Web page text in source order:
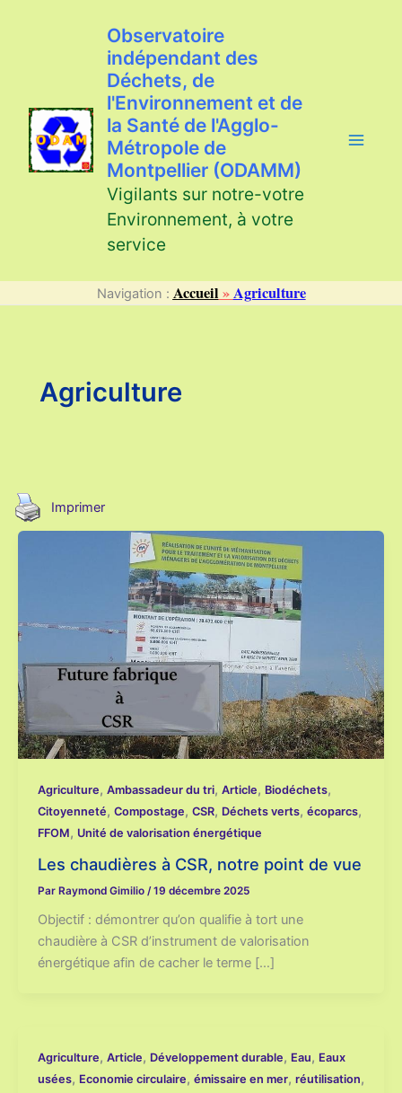
Observatoire
indépendant des
Déchets, de
l'Environnement et de
la Santé de l'Agglo-
Métropole de
Montpellier (ODAMM)
Vigilants sur notre-votre
Environnement, à votre
service
Navigation : Accueil »Agriculture
Agriculture
Imprimer
Agriculture, Ambassadeur du tri, Article, Biodéchets,
Citoyenneté, Compostage, CSR, Déchets verts, écoparcs,
FFOM, Unité de valorisation énergétique
Les chaudières à CSR, notre point de vue
Par Raymond Gimilio /19 décembre 2025
Objectif : démontrer qu’on qualifie à tort une
chaudière à CSR d’instrument de valorisation
énergétique afin de cacher le terme […]
Agriculture, Article, Développement durable, Eau, Eaux
usées, Economie circulaire, émissaire en mer, réutilisation,